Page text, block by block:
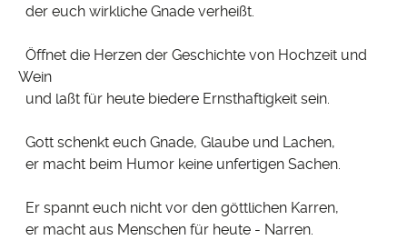
der euch wirkliche Gnade verheißt.
Öffnet die Herzen der Geschichte von Hochzeit und
Wein
und laßt für heute biedere Ernsthaftigkeit sein.
Gott schenkt euch Gnade, Glaube und Lachen,
er macht beim Humor keine unfertigen Sachen.
Er spannt euch nicht vor den göttlichen Karren,
er macht aus Menschen für heute - Narren.